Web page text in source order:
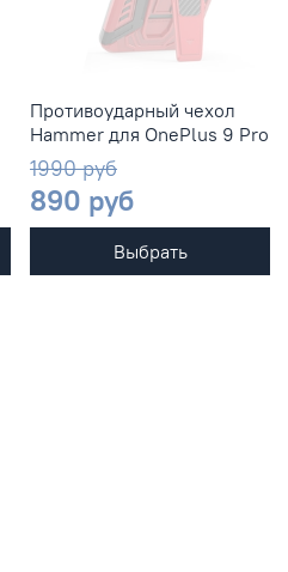
Противоударный чехол
Hammer для OnePlus 9 Pro
1990 руб
890 руб
Выбрать